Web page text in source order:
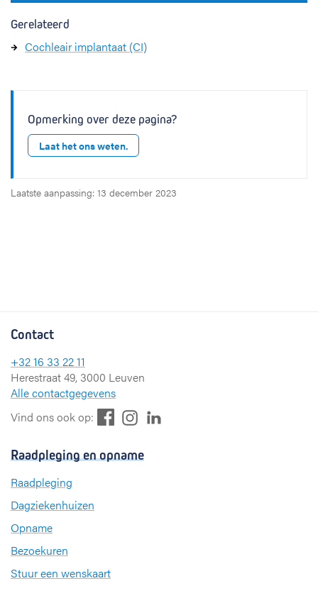
Gerelateerd
Cochleair implantaat (CI)
Opmerking over deze pagina?
Laat het ons weten.
Laatste aanpassing: 13 december 2023
Contact
+32 16 33 22 11
Herestraat 49, 3000 Leuven
Alle contactgegevens
Vind ons ook op:
e
t
Raadpleging en opname
Raadpleging
Dagziekenhuizen
Opname
Bezoekuren
Stuur een wenskaart